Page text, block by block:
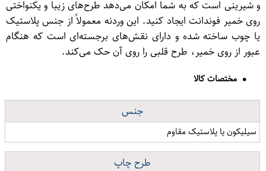
و شیرینی است که به شما امکان می‌دهد طرح‌های زیبا و یکنواختی
روی خمیر فوندانت ایجاد کنید. این وردنه معمولاً از جنس پلاستیک
یا چوب ساخته شده و دارای نقش‌های برجسته‌ای است که هنگام
عبور از روی خمیر، طرح قلبی را روی آن حک می‌کند.
مختصات کالا
جنس
سیلیکون یا پلاستیک مقاوم
طرح چاپ